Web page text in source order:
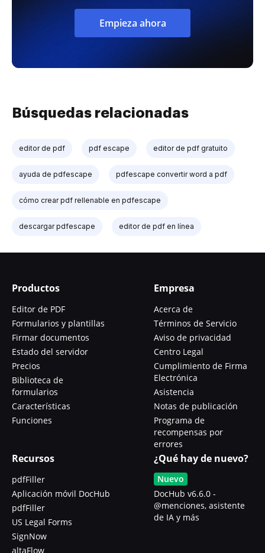
Empieza ahora
Búsquedas relacionadas
editor de pdf pdf escape editor de pdf gratuito
ayuda de pdfescape pdfescape convertir word a pdf
cómo crear pdf rellenable en pdfescape
descargar pdfescape editor de pdf en línea
Productos
Editor de PDF
Formularios y plantillas
Firmar documentos
Estado del servidor
Precios
Biblioteca de
formularios
Características
Funciones
Empresa
Acerca de
Términos de Servicio
Aviso de privacidad
Centro Legal
Cumplimiento de Firma
Electrónica
Asistencia
Notas de publicación
Programa de
recompensas por
errores
Recursos
pdfFiller
Aplicación móvil DocHub
pdfFiller
US Legal Forms
SignNow
altaFlow
¿Qué hay de nuevo?
Nuevo
DocHub v6.6.0 -
@menciones, asistente
de IA y más